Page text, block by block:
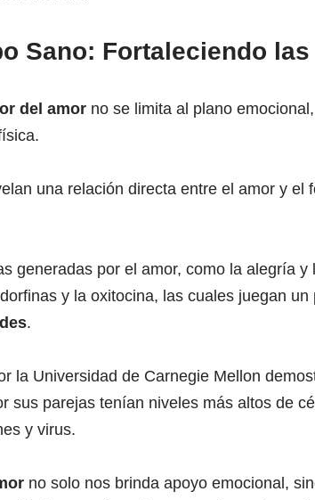
Sano: Fortaleciendo
del amor no se limita al plano
una relación directa entre el amor y el
generadas por el amor, como la alegría
y la oxitocina, las cuales juegan
.
la Universidad de Carnegie Mellon
sus parejas tenían niveles más altos de
y virus.
no solo nos brinda apoyo emocional,